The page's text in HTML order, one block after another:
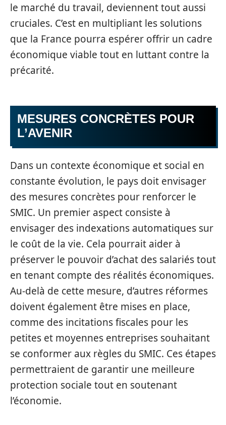
le marché du travail, deviennent tout aussi
cruciales. C’est en multipliant les solutions
que la France pourra espérer offrir un cadre
économique viable tout en luttant contre la
précarité.
MESURES CONCRÈTES POUR
L’AVENIR
Dans un contexte économique et social en
constante évolution, le pays doit envisager
des mesures concrètes pour renforcer le
SMIC. Un premier aspect consiste à
envisager des indexations automatiques sur
le coût de la vie. Cela pourrait aider à
préserver le pouvoir d’achat des salariés tout
en tenant compte des réalités économiques.
Au-delà de cette mesure, d’autres réformes
doivent également être mises en place,
comme des incitations fiscales pour les
petites et moyennes entreprises souhaitant
se conformer aux règles du SMIC. Ces étapes
permettraient de garantir une meilleure
protection sociale tout en soutenant
l’économie.